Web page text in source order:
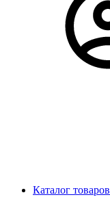
Каталог товаров